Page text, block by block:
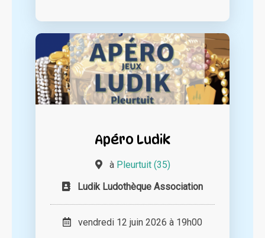
Apéro Ludik
à Pleurtuit (35)
Ludik Ludothèque Association
vendredi 12 juin 2026 à 19h00